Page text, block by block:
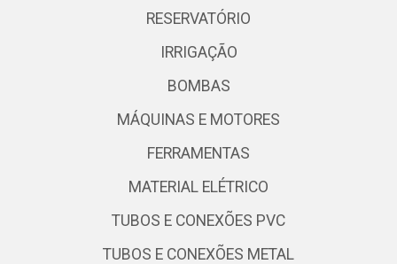
RESERVATÓRIO
IRRIGAÇÃO
BOMBAS
MÁQUINAS E MOTORES
FERRAMENTAS
MATERIAL ELÉTRICO
TUBOS E CONEXÕES PVC
TUBOS E CONEXÕES METAL